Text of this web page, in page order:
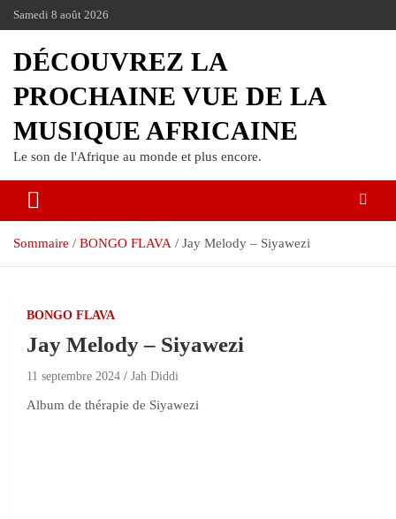
Samedi 8 août 2026
DÉCOUVREZ LA
PROCHAINE VUE DE LA
MUSIQUE AFRICAINE
Le son de l'Afrique au monde et plus encore.
Sommaire BONGO FLAVA Jay Melody – Siyawezi
BONGO FLAVA
Jay Melody – Siyawezi
11 septembre 2024 Jah Diddi
Album de thérapie de Siyawezi